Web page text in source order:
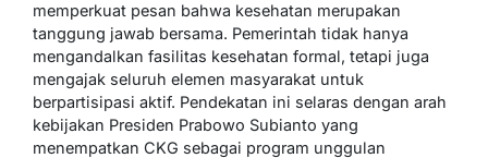
memperkuat pesan bahwa kesehatan merupakan
tanggung jawab bersama. Pemerintah tidak hanya
mengandalkan fasilitas kesehatan formal, tetapi juga
mengajak seluruh elemen masyarakat untuk
berpartisipasi aktif. Pendekatan ini selaras dengan arah
kebijakan Presiden Prabowo Subianto yang
menempatkan CKG sebagai program unggulan